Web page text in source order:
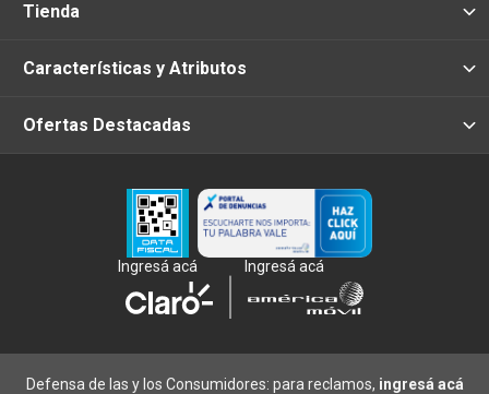
Tienda
Características y Atributos
Ofertas Destacadas
Ingresá acá Ingresá acá
Defensa de las y los Consumidores: para reclamos, ingresá acá